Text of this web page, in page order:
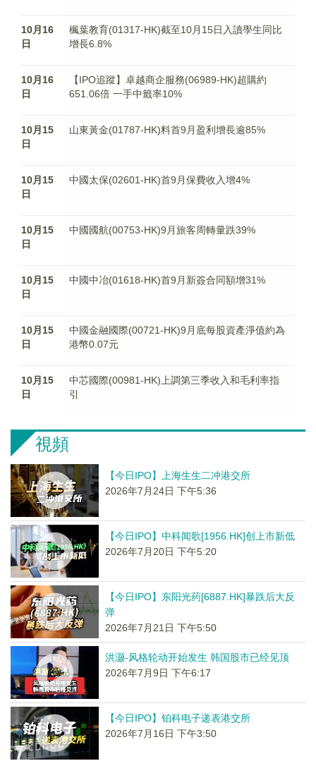
10月16
日
楓葉教育(01317-HK)截至10月15日入讀學生同比
增長6.8%
10月16
日
【IPO追蹤】卓越商企服務(06989-HK)超購約
651.06倍 一手中籤率10%
10月15
日
山東黃金(01787-HK)料首9月盈利增長逾85%
10月15
日
中國太保(02601-HK)首9月保費收入增4%
10月15
日
中國國航(00753-HK)9月旅客周轉量跌39%
10月15
日
中國中冶(01618-HK)首9月新簽合同額增31%
10月15
日
中國金融國際(00721-HK)9月底每股資產淨值約為
港幣0.07元
10月15
日
中芯國際(00981-HK)上調第三季收入和毛利率指
引
視頻
【今日IPO】上海生生二冲港交所
2026年7月24日 下午5:36
【今日IPO】中科闻歌[1956.HK]创上市新低
2026年7月20日 下午5:20
【今日IPO】东阳光药[6887.HK]暴跌后大反
弹
2026年7月21日 下午5:50
洪灏-风格轮动开始发生 韩国股市已经见顶
2026年7月9日 下午6:17
【今日IPO】铂科电子递表港交所
2026年7月16日 下午3:50